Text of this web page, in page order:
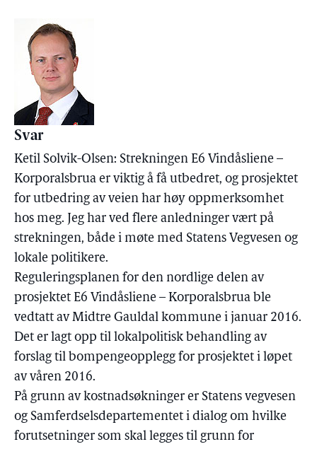
Svar
Ketil Solvik-Olsen: Strekningen E6 Vindåsliene –
Korporalsbrua er viktig å få utbedret, og prosjektet
for utbedring av veien har høy oppmerksomhet
hos meg. Jeg har ved flere anledninger vært på
strekningen, både i møte med Statens Vegvesen og
lokale politikere.
Reguleringsplanen for den nordlige delen av
prosjektet E6 Vindåsliene – Korporalsbrua ble
vedtatt av Midtre Gauldal kommune i januar 2016.
Det er lagt opp til lokalpolitisk behandling av
forslag til bompengeopplegg for prosjektet i løpet
av våren 2016.
På grunn av kostnadsøkninger er Statens vegvesen
og Samferdselsdepartementet i dialog om hvilke
forutsetninger som skal legges til grunn for